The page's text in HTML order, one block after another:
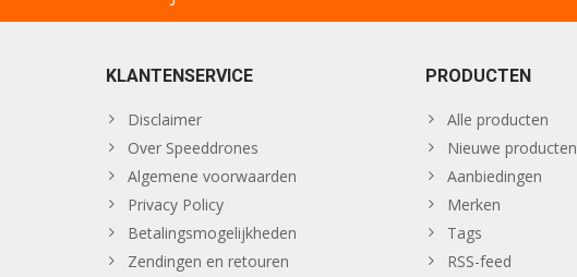
KLANTENSERVICE
Disclaimer
Over Speeddrones
Algemene voorwaarden
Privacy Policy
Betalingsmogelijkheden
Zendingen en retouren
PRODUCTEN
Alle producten
Nieuwe producten
Aanbiedingen
Merken
Tags
RSS-feed